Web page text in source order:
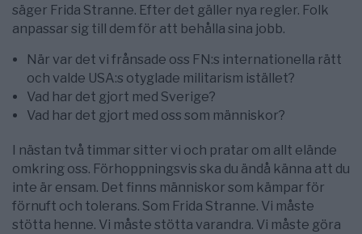
säger Frida Stranne. Efter det gäller nya regler. Folk
anpassar sig till dem för att behålla sina jobb.
När var det vi frånsade oss FN:s internationella rätt
och valde USA:s otyglade militarism istället?
Vad har det gjort med Sverige?
Vad har det gjort med oss som människor?
I nästan två timmar sitter vi och pratar om allt elände
omkring oss. Förhoppningsvis ska du ändå känna att du
inte är ensam. Det finns människor som kämpar för
förnuft och tolerans. Som Frida Stranne. Vi måste
stötta henne. Vi måste stötta varandra. Vi måste göra